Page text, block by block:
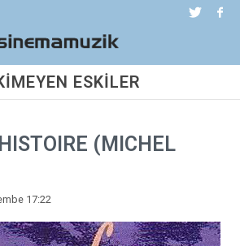
ESKİLER
(MICHEL
17:22